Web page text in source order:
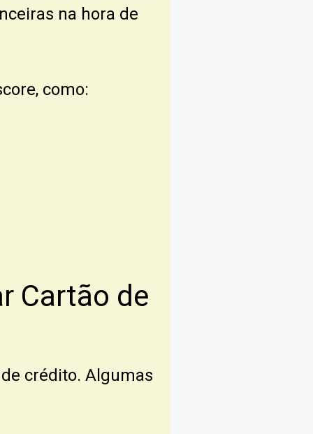
na hora de
como:
Cartão de
crédito. Algumas